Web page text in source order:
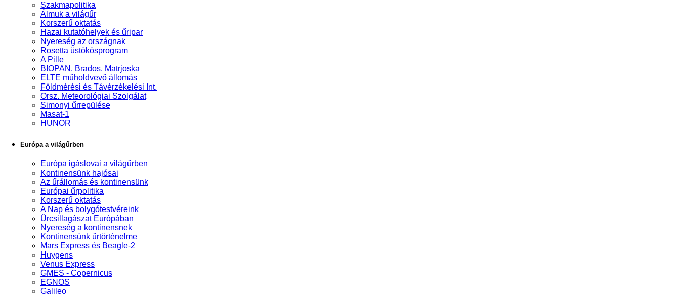
Szakmapolitika
Álmuk a világűr
Korszerű oktatás
Hazai kutatóhelyek és űripar
Nyereség az országnak
Rosetta üstökösprogram
A Pille
BIOPAN, Brados, Matrjoska
ELTE műholdvevő állomás
Földmérési és Távérzékelési Int.
Orsz. Meteorológiai Szolgálat
Simonyi űrrepülése
Masat-1
HUNOR
Európa a világűrben
Európa igáslovai a világűrben
Kontinensünk hajósai
Az űrállomás és kontinensünk
Európai űrpolitika
Korszerű oktatás
A Nap és bolygótestvéreink
Űrcsillagászat Európában
Nyereség a kontinensnek
Kontinensünk űrtörténelme
Mars Express és Beagle-2
Huygens
Venus Express
GMES - Copernicus
EGNOS
Galileo